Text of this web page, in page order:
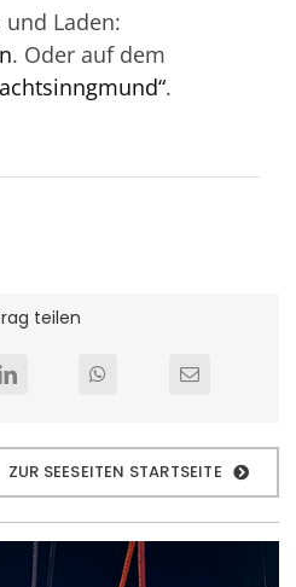
und Laden:
. Oder auf dem
.
teilen
ZUR SEESEITEN STARTSEITE